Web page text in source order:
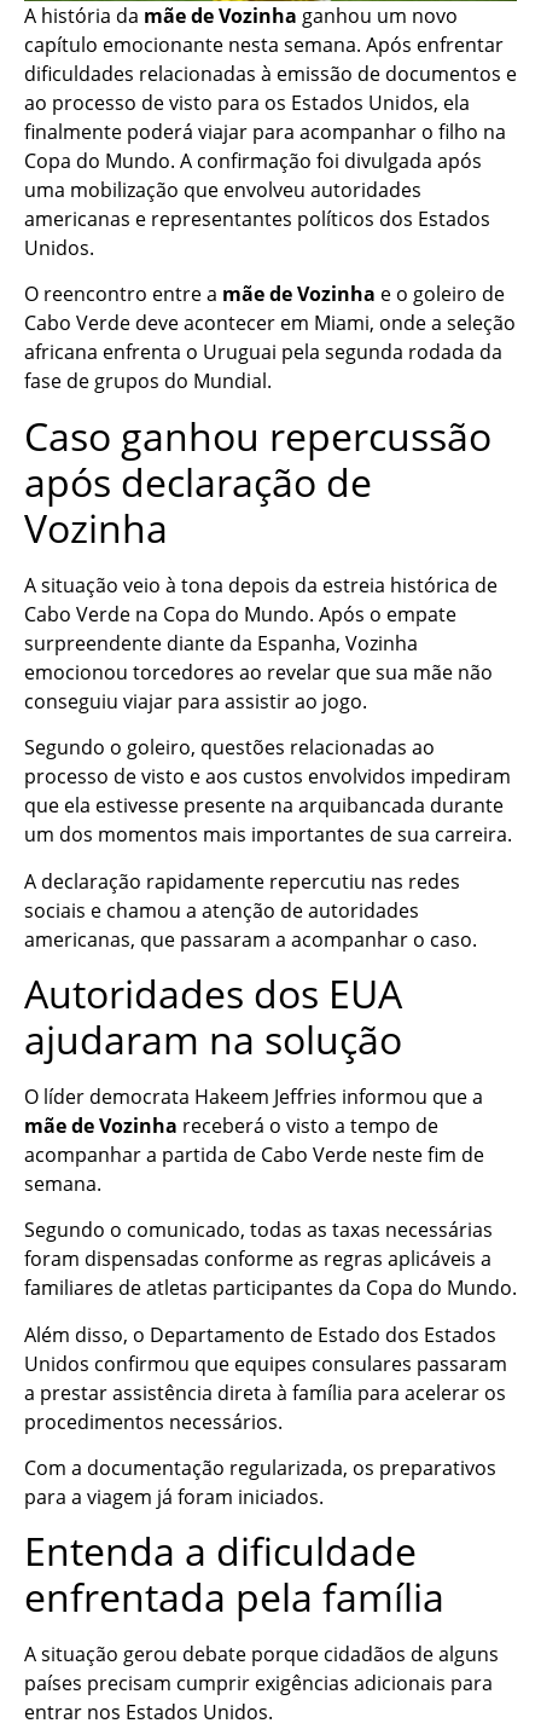
A história da mãe de Vozinha ganhou um novo
capítulo emocionante nesta semana. Após enfrentar
dificuldades relacionadas à emissão de documentos e
ao processo de visto para os Estados Unidos, ela
finalmente poderá viajar para acompanhar o filho na
Copa do Mundo. A confirmação foi divulgada após
uma mobilização que envolveu autoridades
americanas e representantes políticos dos Estados
Unidos.
O reencontro entre a mãe de Vozinha e o goleiro de
Cabo Verde deve acontecer em Miami, onde a seleção
africana enfrenta o Uruguai pela segunda rodada da
fase de grupos do Mundial.
Caso ganhou repercussão
após declaração de
Vozinha
A situação veio à tona depois da estreia histórica de
Cabo Verde na Copa do Mundo. Após o empate
surpreendente diante da Espanha, Vozinha
emocionou torcedores ao revelar que sua mãe não
conseguiu viajar para assistir ao jogo.
Segundo o goleiro, questões relacionadas ao
processo de visto e aos custos envolvidos impediram
que ela estivesse presente na arquibancada durante
um dos momentos mais importantes de sua carreira.
A declaração rapidamente repercutiu nas redes
sociais e chamou a atenção de autoridades
americanas, que passaram a acompanhar o caso.
Autoridades dos EUA
ajudaram na solução
O líder democrata Hakeem Jeffries informou que a
mãe de Vozinha receberá o visto a tempo de
acompanhar a partida de Cabo Verde neste fim de
semana.
Segundo o comunicado, todas as taxas necessárias
foram dispensadas conforme as regras aplicáveis a
familiares de atletas participantes da Copa do Mundo.
Além disso, o Departamento de Estado dos Estados
Unidos confirmou que equipes consulares passaram
a prestar assistência direta à família para acelerar os
procedimentos necessários.
Com a documentação regularizada, os preparativos
para a viagem já foram iniciados.
Entenda a dificuldade
enfrentada pela família
A situação gerou debate porque cidadãos de alguns
países precisam cumprir exigências adicionais para
entrar nos Estados Unidos.